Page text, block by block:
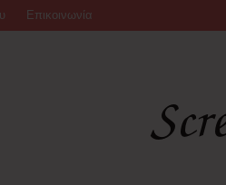
Επικοινωνία